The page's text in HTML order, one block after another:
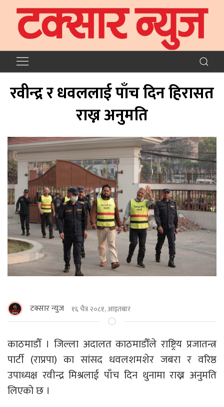
रवीन्द्र र धवललाई पाँच दिन हिरासत
राख्न अनुमति
टक्सार न्युज १६ चैत्र २०८१, आइतबार
काठमाडौँ । जिल्ला अदालत काठमाडौँले राष्ट्रिय प्रजातन्त्र
पार्टी (राप्रपा) का सांसद धवलशमशेर जबरा र वरिष्ठ
उपाध्यक्ष रवीन्द्र मिश्रलाई पाँच दिन थुनामा राख्न अनुमति
लिएको छ ।